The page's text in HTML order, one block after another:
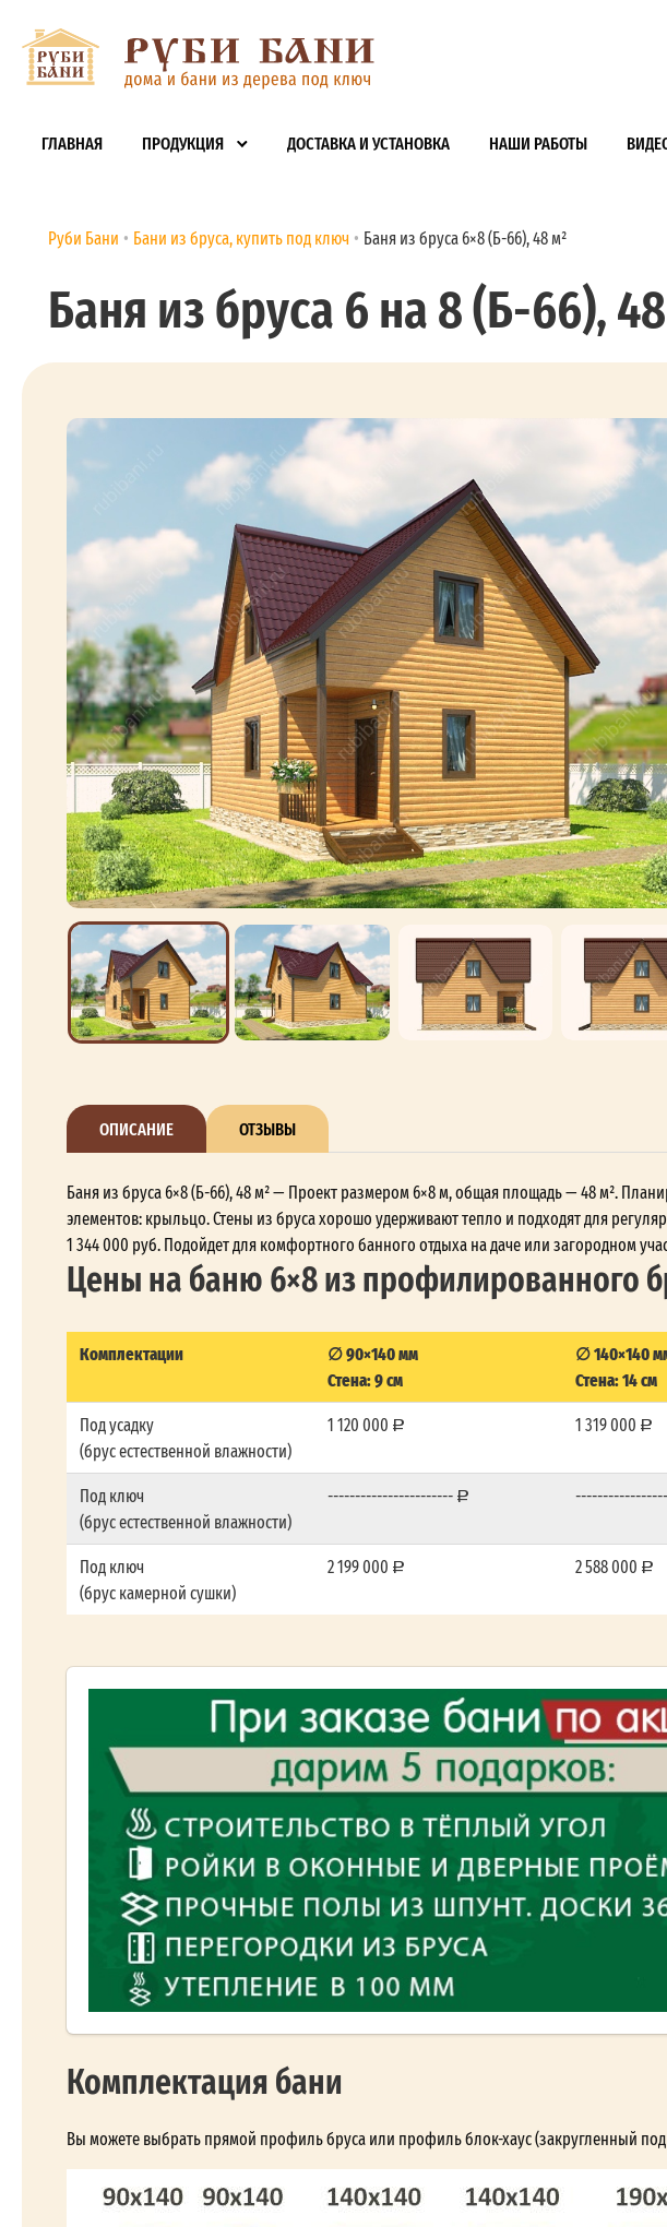
ГЛАВНАЯ ПРОДУКЦИЯ ДОСТАВКА И УСТАНОВКА НАШИ РАБОТЫ
Руби Бани Бани из бруса, купить под ключ Баня из бруса 6×8 (Б-66), 48 м²
Баня из бруса 6 на 8 (Б-66),
ОПИСАНИЕ ОТЗЫВЫ
Баня из бруса 6×8 (Б-66), 48 м² — Проект размером 6×8 м, общая площадь — 48 м².
элементов: крыльцо. Стены из бруса хорошо удерживают тепло и подходят для
1 344 000 руб. Подойдет для комфортного банного отдыха на даче или загородном
Цены на баню 6×8 из профилированного
Комплектации
∅ 90×140 мм
Стена: 9 см
∅ 140×140
Стена: 14 см
Под усадку
(брус естественной влажности)
1 120 000 1 319 000
Под ключ
(брус естественной влажности)
-----------------------
Под ключ
(брус камерной сушки)
2 199 000 2 588 000
Комплектация бани
Вы можете выбрать прямой профиль бруса или профиль блок-хаус (закругленный